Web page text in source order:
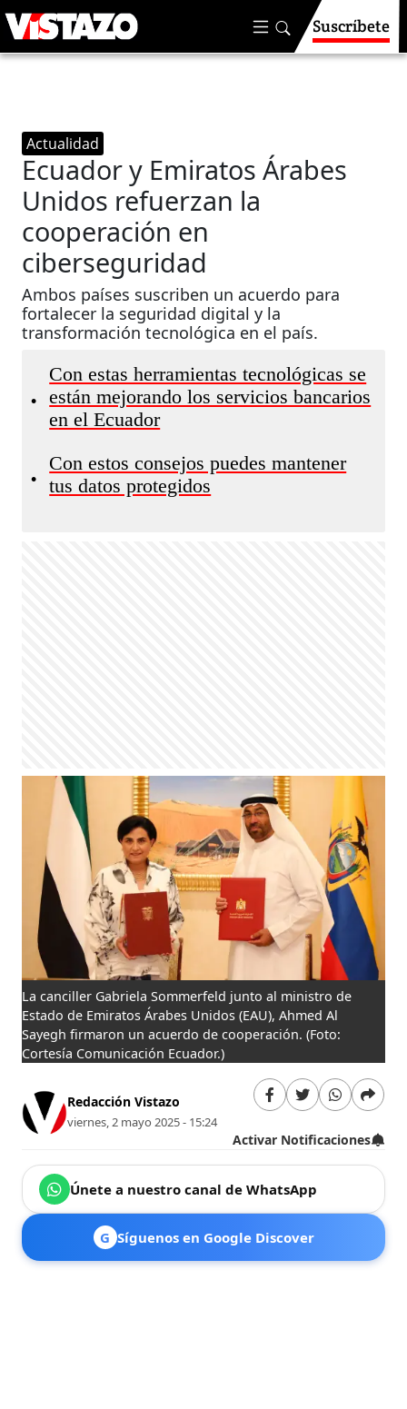
Suscríbete
Actualidad
Ecuador y Emiratos Árabes
Unidos refuerzan la
cooperación en
ciberseguridad
Ambos países suscriben un acuerdo para
fortalecer la seguridad digital y la
transformación tecnológica en el país.
•
Con estas herramientas tecnológicas se
están mejorando los servicios bancarios
en el Ecuador
•
Con estos consejos puedes mantener
tus datos protegidos
La canciller Gabriela Sommerfeld junto al ministro de
Estado de Emiratos Árabes Unidos (EAU), Ahmed Al
Sayegh firmaron un acuerdo de cooperación. (Foto:
Cortesía Comunicación Ecuador.)
Redacción Vistazo
viernes, 2 mayo 2025 - 15:24
Activar Notificaciones
Únete a nuestro canal de WhatsApp
G Síguenos en Google Discover